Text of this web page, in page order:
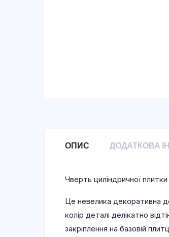
ОПИС ДОДАТКОВА
Чверть циліндричної
Це невелика декоративна
колір деталі делікатно
закріплення на базовій